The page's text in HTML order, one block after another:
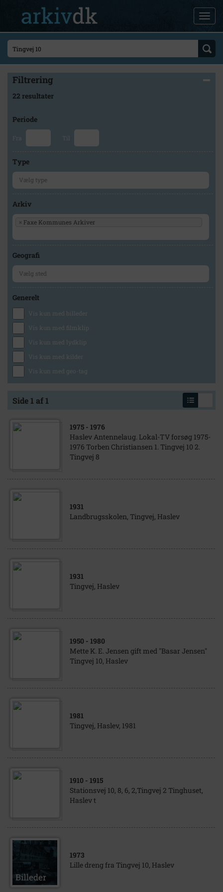
Filtrering
22 resultater
Periode
Fra Til
Type
Arkiv
× Faxe Kommunes Arkiver
Geografi
Generelt
Vis kun med billeder
Vis kun med filmklip
Vis kun med lydklip
Vis kun med kilder
Vis kun med geo-tag
Side 1 af 1
1975 - 1976
Haslev Antennelaug. Lokal-TV forsøg 1975-
1976 Torben Christiansen 1. Tingvej 10 2.
Tingvej 8
1931
Landbrugsskolen, Tingvej, Haslev
1931
Tingvej, Haslev
1950 - 1980
Mette K. E. Jensen gift med "Basar Jensen"
Tingvej 10, Haslev
1981
Tingvej, Haslev, 1981
1910 - 1915
Stationsvej 10, 8, 6, 2,Tingvej 2 Tinghuset,
Haslev t
1973
Lille dreng fra Tingvej 10, Haslev